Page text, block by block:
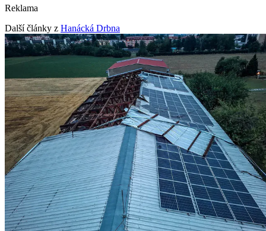
Reklama
Další články z Hanácká Drbna